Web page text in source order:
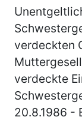
verdeckten
verdeckte
20.8.1986 -